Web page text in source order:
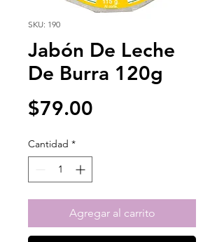
SKU: 190
Jabón De Leche
De Burra 120g
$79.00
Cantidad *
Agregar al carrito